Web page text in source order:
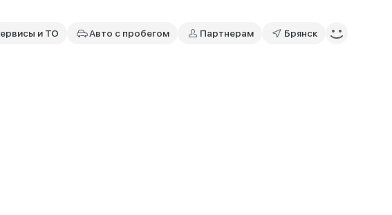
и ТО Авто с пробегом Партнерам Брянск